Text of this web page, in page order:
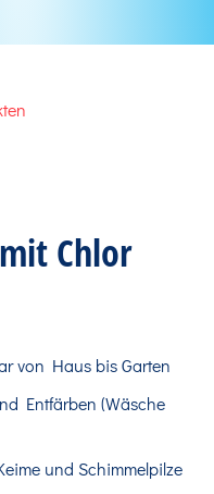
Chlor
von Haus bis Garten
Entfärben (Wäsche
und Schimmelpilze